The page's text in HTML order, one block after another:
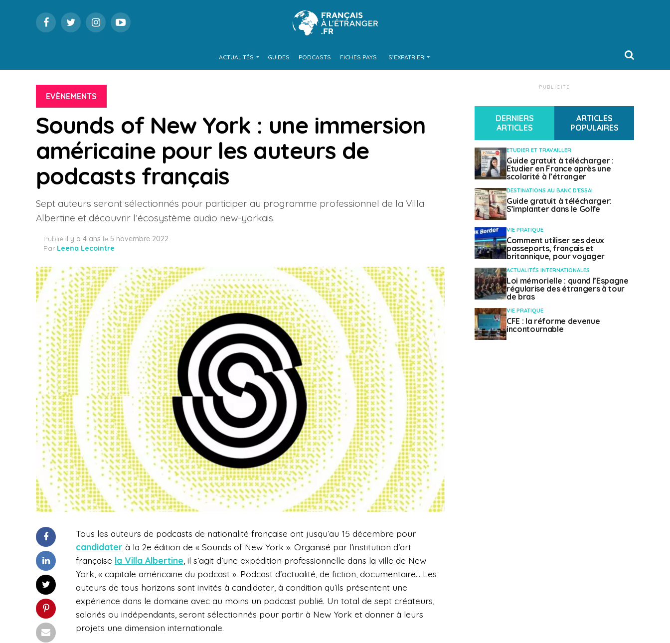
ACTUALITÉS GUIDES PODCASTS FICHES PAYS S’EXPATRIER
EVÈNEMENTS
Sounds of New York : une immersion
américaine pour les auteurs de
podcasts français
Sept auteurs seront sélectionnés pour participer au programme professionnel de la Villa
Albertine et découvrir l’écosystème audio new-yorkais.
Publié il y a 4 ans le 5 novembre 2022
Par Leena Lecointre
Tous les auteurs de podcasts de nationalité française ont jusqu’au 15 décembre pour
candidater à la 2e édition de « Sounds of New York ». Organisé par l’institution d’art
française la Villa Albertine , il s’agit d’une expédition professionnelle dans la ville de New
York, « capitale américaine du podcast ». Podcast d’actualité, de fiction, documentaire… Les
auteurs de tous horizons sont invités à candidater, à condition qu’ils présentent une
expérience dans le domaine avec au moins un podcast publié. Un total de sept créateurs,
salariés ou indépendants, seront sélectionnés pour partir à New York et donner à leurs
projets une dimension internationale.
PUBLICITÉ
DERNIERS
ARTICLES
ARTICLES
POPULAIRES
ETUDIER ET TRAVAILLER
Guide gratuit à télécharger :
Etudier en France après une
scolarité à l’étranger
DESTINATIONS AU BANC D'ESSAI
Guide gratuit à télécharger:
S’implanter dans le Golfe
VIE PRATIQUE
Comment utiliser ses deux
passeports, français et
britannique, pour voyager
ACTUALITÉS INTERNATIONALES
Loi mémorielle : quand l’Espagne
régularise des étrangers à tour
de bras
VIE PRATIQUE
CFE : la réforme devenue
incontournable